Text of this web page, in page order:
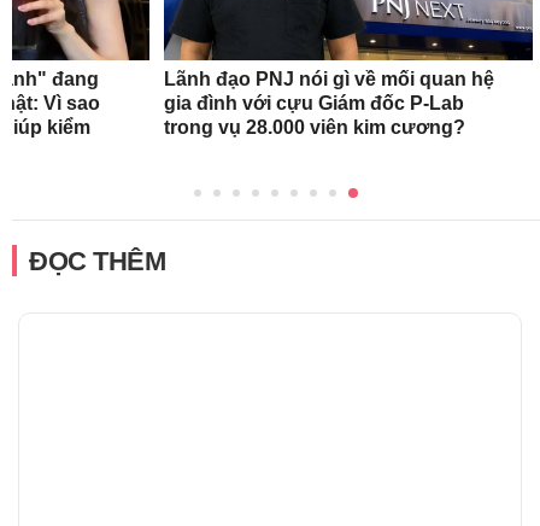
đang
Vì sao
kiểm
Lãnh đạo PNJ nói gì về mối quan hệ
gia đình với cựu Giám đốc P-Lab
trong vụ 28.000 viên kim cương?
ĐỌC THÊM